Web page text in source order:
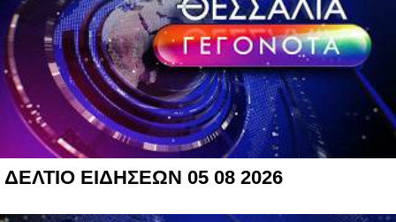
ΔΕΛΤΙΟ ΕΙΔΗΣΕΩΝ 05 08 2026